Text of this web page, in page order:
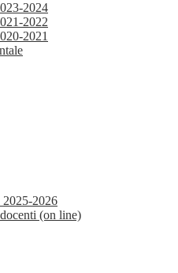
2024
2022
2021
2025-2026
(on line)